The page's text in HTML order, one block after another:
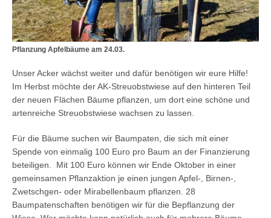
Pflanzung Apfelbäume am 24.03.
Unser Acker wächst weiter und dafür benötigen wir eure Hilfe!
Im Herbst möchte der AK-Streuobstwiese auf den hinteren Teil
der neuen Flächen Bäume pflanzen, um dort eine schöne und
artenreiche Streuobstwiese wachsen zu lassen.
Für die Bäume suchen wir Baumpaten, die sich mit einer
Spende von einmalig 100 Euro pro Baum an der Finanzierung
beteiligen. Mit 100 Euro können wir Ende Oktober in einer
gemeinsamen Pflanzaktion je einen jungen Apfel-, Birnen-,
Zwetschgen- oder Mirabellenbaum pflanzen. 28
Baumpatenschaften benötigen wir für die Bepflanzung der